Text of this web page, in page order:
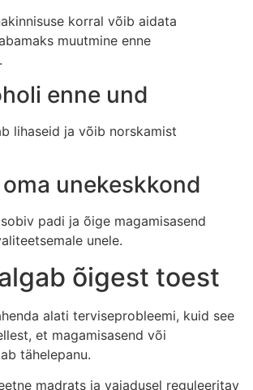
korral võib aidata
muutmine enne
enne und
lihaseid ja võib norskamist
unekeskkond
padi ja õige magamisasend
unele.
õigest toest
alati terviseprobleemi, kuid see
et magamisasend või
tähelepanu.
madrats ja vajadusel reguleeritav